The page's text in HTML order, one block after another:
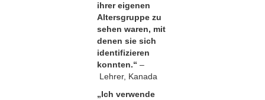
ihrer eigenen
Altersgruppe zu
sehen waren, mit
denen sie sich
identifizieren
konnten.“ –
Lehrer, Kanada
„Ich verwende